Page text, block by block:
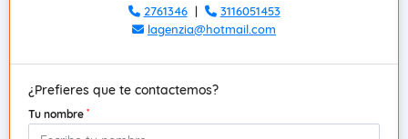
2761346|
3116051453
lagenzia@hotmail.com
¿Prefieres que te contactemos?
Tu nombre *